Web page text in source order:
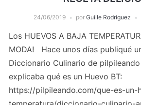
24/06/2019 por Guille Rodriguez
Los HUEVOS A BAJA
MODA! Hace unos días publiqué
Diccionario Culinario de
explicaba qué es un Huevo BT:
https://pilpileando.com/que-es-un-